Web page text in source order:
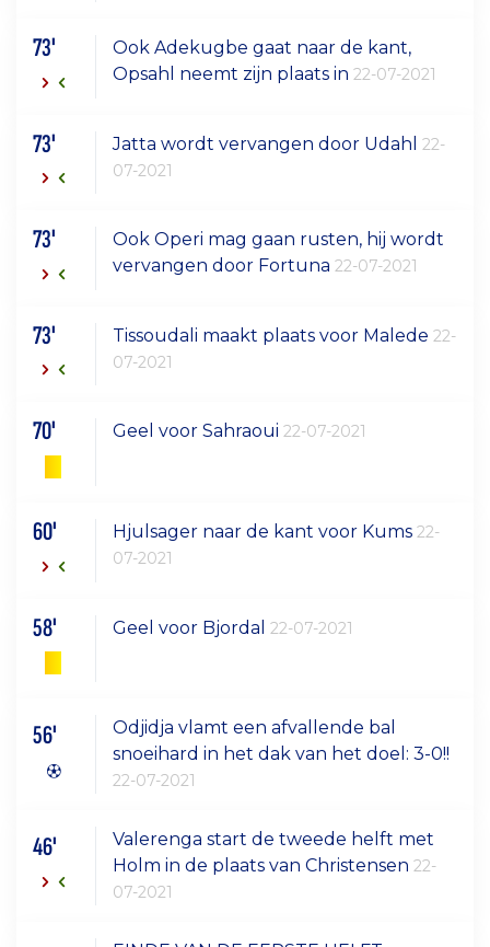
73'
Ook Adekugbe gaat naar de kant,
Opsahl neemt zijn plaats in22-07-2021
73' Jatta wordt vervangen door Udahl22-
07-2021
73'
Ook Operi mag gaan rusten, hij wordt
vervangen door Fortuna22-07-2021
73' Tissoudali maakt plaats voor Malede22-
07-2021
70' Geel voor Sahraoui22-07-2021
60' Hjulsager naar de kant voor Kums22-
07-2021
58' Geel voor Bjordal22-07-2021
56'
Odjidja vlamt een afvallende bal
snoeihard in het dak van het doel: 3-0!!
22-07-2021
46'
Valerenga start de tweede helft met
Holm in de plaats van Christensen22-
07-2021